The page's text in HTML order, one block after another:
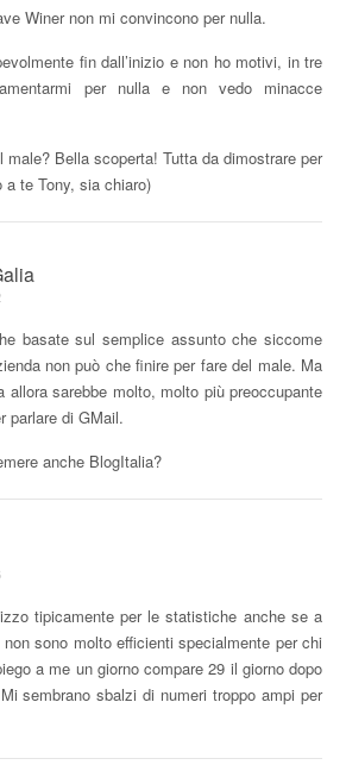
Winer non mi convincono per nulla.
fin dall’inizio e non ho motivi, in tre
per nulla e non vedo minacce
male? Bella scoperta! Tutta da dimostrare per
te Tony, sia chiaro)
basate sul semplice assunto che siccome
non può che finire per fare del male. Ma
sarebbe molto, molto più preoccupante
parlare di GMail.
anche BlogItalia?
tipicamente per le statistiche anche se a
sono molto efficienti specialmente per chi
a me un giorno compare 29 il giorno dopo
sembrano sbalzi di numeri troppo ampi per